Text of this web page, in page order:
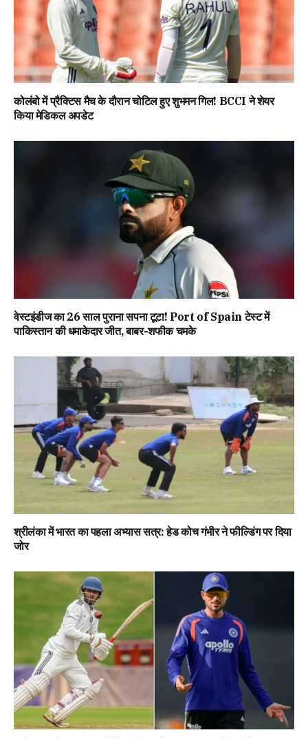
कोलंबो में प्रैक्टिस मैच के दौरान चोटिल हुए शुभमन गिल! BCCI ने शेयर
किया मेडिकल अपडेट
वेस्टइंडीज का 26 साल पुराना सपना टूटा! Port of Spain टेस्ट में
पाकिस्तान की धमाकेदार जीत, बाबर-शफीक चमके
श्रीलंका में भारत का पहला अभ्यास सत्र: हेड कोच गंभीर ने फील्डिंग पर दिया
जोर